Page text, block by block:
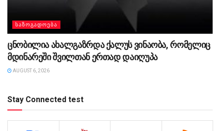
ᲡᲐᲖᲝᲒᲐᲓᲝᲔᲑᲐ
ცნობილია ახალგაზრდა ქალუს ვინაობა, რომელიც
მდინარეში შვილთან ერთად დაიღუპა
AUGUST 6, 2026
Stay Connected test